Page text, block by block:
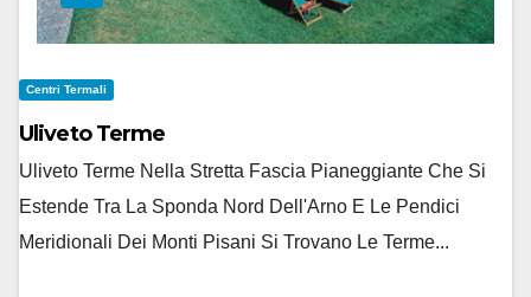
Centri Termali
Uliveto Terme
Uliveto Terme Nella Stretta Fascia Pianeggiante Che Si
Estende Tra La Sponda Nord Dell'Arno E Le Pendici
Meridionali Dei Monti Pisani Si Trovano Le Terme...